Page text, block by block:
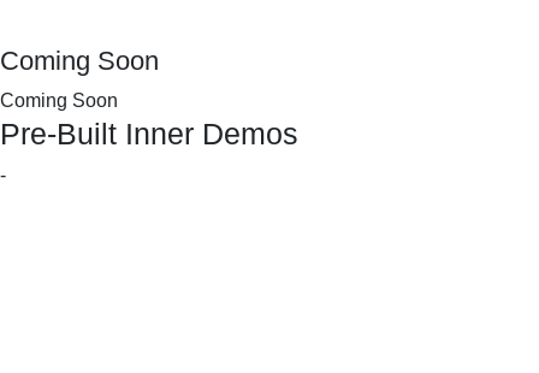
Coming Soon
Coming Soon
Pre-Built Inner Demos
-